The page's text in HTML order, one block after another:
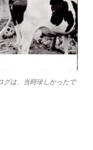
グは、当時珍しかったで